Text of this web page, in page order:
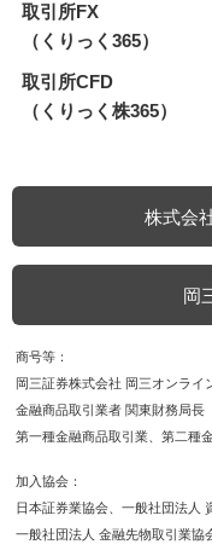
取引所FX
（くりっく365）
取引所CFD
（くりっく株365）
株式会
岡
商号等
岡三証券株式会社 岡三オンライ
金融商品取引業者 関東財務局長
第一種金融商品取引業
第二種
加入協会
日本証券業協会
一般社団法人
一般社団法人 金融先物取引業協